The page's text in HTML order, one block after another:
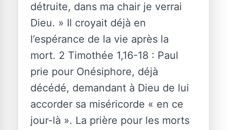
détruite, dans ma chair je verrai
Dieu. » Il croyait déjà en
l’espérance de la vie après la
mort. 2 Timothée 1,16-18 : Paul
prie pour Onésiphore, déjà
décédé, demandant à Dieu de lui
accorder sa miséricorde « en ce
jour-là ». La prière pour les morts